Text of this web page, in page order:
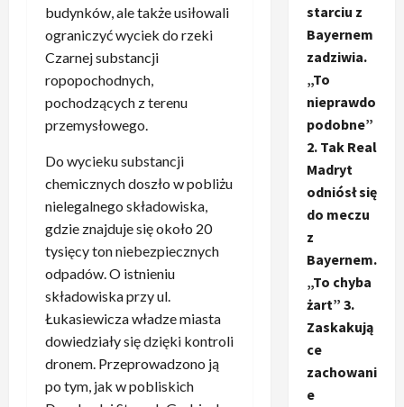
budynków, ale także usiłowali
ograniczyć wyciek do rzeki
Czarnej substancji
ropopochodnych,
pochodzących z terenu
przemysłowego.
Do wycieku substancji
chemicznych doszło w pobliżu
nielegalnego składowiska,
gdzie znajduje się około 20
tysięcy ton niebezpiecznych
odpadów. O istnieniu
składowiska przy ul.
Łukasiewicza władze miasta
dowiedziały się dzięki kontroli
dronem. Przeprowadzono ją
po tym, jak w pobliskich
starciu z
Bayernem
zadziwia.
„To
nieprawdo
podobne”
2. Tak Real
Madryt
odniósł się
do meczu
z
Bayernem.
„To chyba
żart” 3.
Zaskakują
ce
zachowani
e